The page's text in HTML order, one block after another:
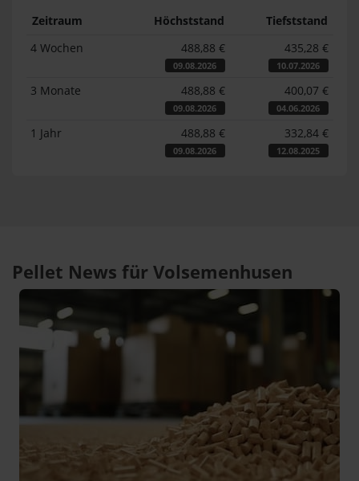
Zeitraum Höchststand
Tiefststand
4 Wochen
488,88 €
09.08.2026
435,28 €
10.07.2026
3 Monate 488,88 €
09.08.2026
400,07 €
04.06.2026
1 Jahr 488,88 €
09.08.2026
332,84 €
12.08.2025
Pellet News für Volsemenhusen